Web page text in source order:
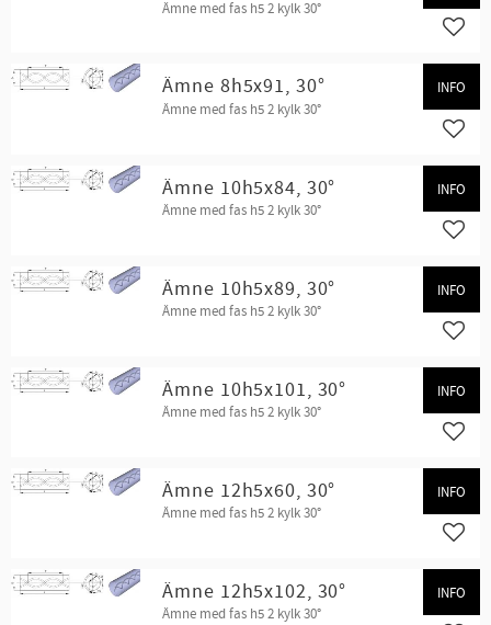
Ämne med fas h5 2 kylk 30°
Ämne 8h5x91, 30°
Ämne med fas h5 2 kylk 30°
INFO
Ämne 10h5x84, 30°
Ämne med fas h5 2 kylk 30°
INFO
Ämne 10h5x89, 30°
Ämne med fas h5 2 kylk 30°
INFO
Ämne 10h5x101, 30°
Ämne med fas h5 2 kylk 30°
INFO
Ämne 12h5x60, 30°
Ämne med fas h5 2 kylk 30°
INFO
Ämne 12h5x102, 30°
Ämne med fas h5 2 kylk 30°
INFO